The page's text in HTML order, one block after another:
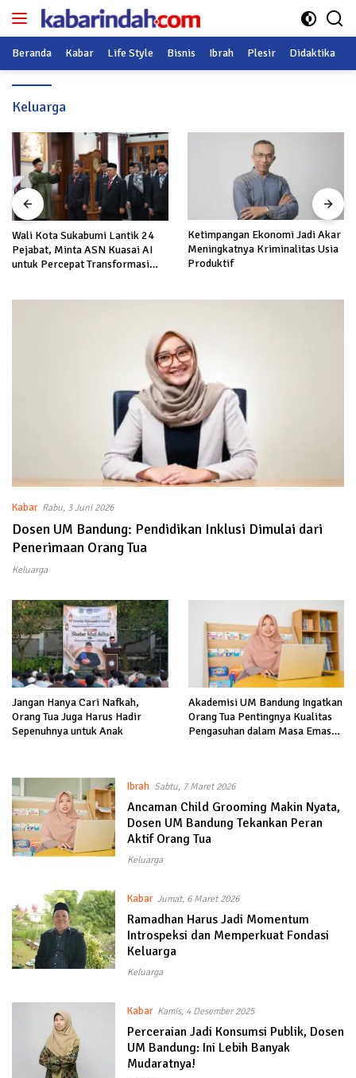
Langsung
Beranda Kabar Life Style Bisnis Ibrah Plesir Didaktika
Keluarga
Wali Kota Sukabumi Lantik 24
Pejabat, Minta ASN Kuasai AI
untuk Percepat Transformasi
Ketimpangan Ekonomi Jadi Akar
Meningkatnya Kriminalitas Usia
Produktif
Kabar Rabu, 3 Juni 2026
Dosen UM Bandung: Pendidikan Inklusi Dimulai dari
Penerimaan Orang Tua
Keluarga
Jangan Hanya Cari Nafkah,
Orang Tua Juga Harus Hadir
Sepenuhnya untuk Anak
Akademisi UM Bandung Ingatkan
Orang Tua Pentingnya Kualitas
Pengasuhan dalam Masa Emas
Ibrah Sabtu, 7 Maret 2026
Ancaman Child Grooming Makin Nyata,
Dosen UM Bandung Tekankan Peran
Aktif Orang Tua
Keluarga
Kabar Jumat, 6 Maret 2026
Ramadhan Harus Jadi Momentum
Introspeksi dan Memperkuat Fondasi
Keluarga
Keluarga
Kabar Kamis, 4 Desember 2025
Perceraian Jadi Konsumsi Publik, Dosen
UM Bandung: Ini Lebih Banyak
Mudaratnya!